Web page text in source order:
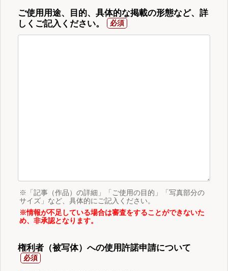
ご使用用途、目的、具体的な掲載の形態など、詳
しくご記入ください。
※「記事（作品）の詳細」「ご使用の目的」「写真部分の
サイズ」など、具体的にご記入ください。
※情報が不足している場合は審査をすることができないた
め、非承認となります。
権利者（被写体）への使用許諾申請について